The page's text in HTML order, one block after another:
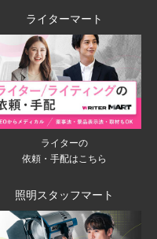
ライターマート
ライターの
依頼・手配はこちら
照明スタッフマート